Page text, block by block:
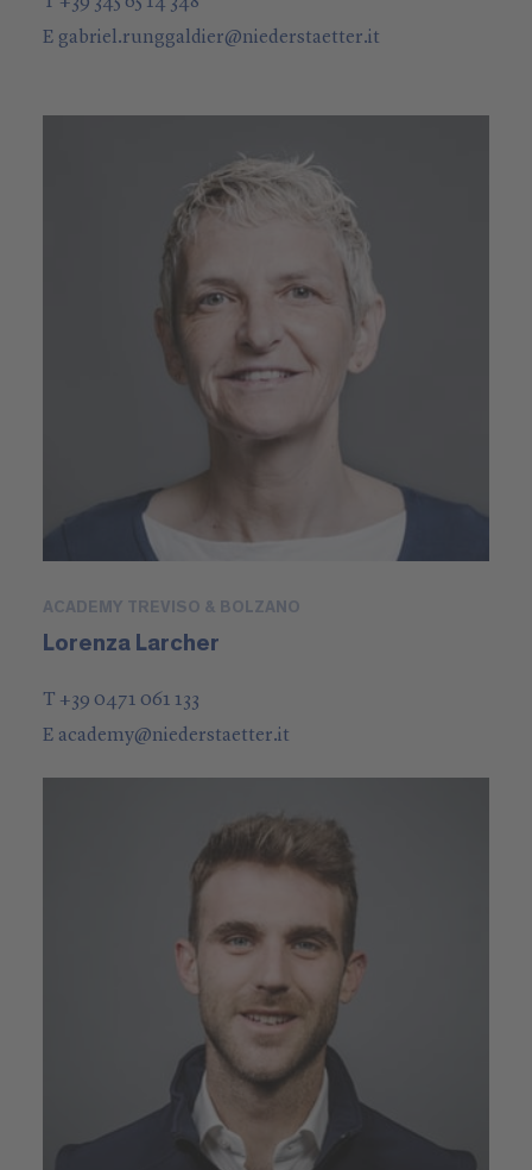
E gabriel.runggaldier@niederstaetter.it
ACADEMY TREVISO & BOLZANO
Lorenza Larcher
T +39 0471 061 133
E academy@niederstaetter.it